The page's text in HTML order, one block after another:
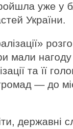
уже у
України.
мали
та її
— до
державні